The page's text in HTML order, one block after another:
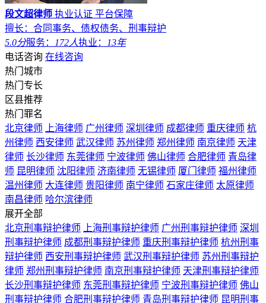
段文超律师 执业认证 平台保障
擅长：合同事务、债权债务、刑事辩护
5.0分服务： 172人执业：
13年
电话咨询 在线咨询
热门城市
热门专长
区县推荐
热门罪名
北京律师
上海律师 广州律师 深圳律师 成都律师 重庆律师 杭
州律师 西安律师 武汉律师 苏州律师 郑州律师 南京律师 天津
律师 长沙律师 东莞律师 宁波律师 佛山律师 合肥律师 青岛律
师 昆明律师 沈阳律师 济南律师 无锡律师 厦门律师 福州律师
温州律师 大连律师 贵阳律师 南宁律师 石家庄律师 太原律师
南昌律师 哈尔滨律师
展开全部
北京刑事辩护律师
上海刑事辩护律师 广州刑事辩护律师 深圳
刑事辩护律师 成都刑事辩护律师 重庆刑事辩护律师 杭州刑事
辩护律师 西安刑事辩护律师 武汉刑事辩护律师 苏州刑事辩护
律师 郑州刑事辩护律师 南京刑事辩护律师 天津刑事辩护律师
长沙刑事辩护律师 东莞刑事辩护律师 宁波刑事辩护律师 佛山
刑事辩护律师 合肥刑事辩护律师 青岛刑事辩护律师 昆明刑事